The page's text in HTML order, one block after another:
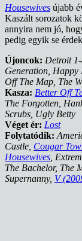
Housewives újabb
Kaszált sorozatok
annyira nem jó,
pedig egyik se
Újoncok: Detroit
Generation, Happy
Off The Map, The
Kasza: Better Off
The Forgotten,
Scrubs, Ugly Betty
Véget ér: Lost
Folytatódik:
Castle, Cougar
Housewives ,
The Bachelor, The
Supernanny, V